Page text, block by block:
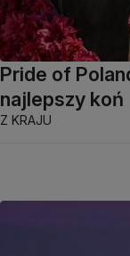
Pride of
najlepszy koń
Z KRAJU